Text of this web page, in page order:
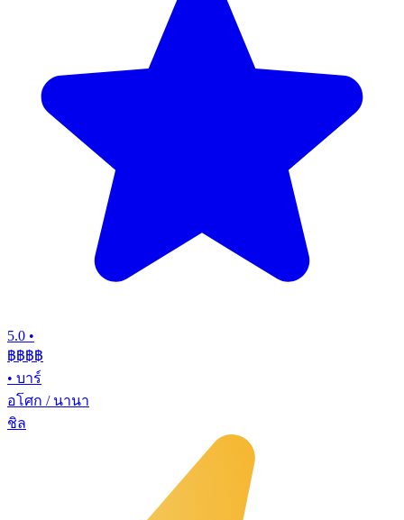
5.0 •
฿฿฿฿
• บาร์
อโศก / นานา
ชิล